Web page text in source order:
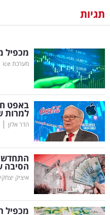
וצרכנות
דיגיטל
וטק
שיווק
ופרסום
משפט
מדדים
ומחקרים
דעות
תגיות
מכפיל
מערכת ice
באפט
למרות
הדר אלון |
הסיבה
איציק יצחקי
מכפיל